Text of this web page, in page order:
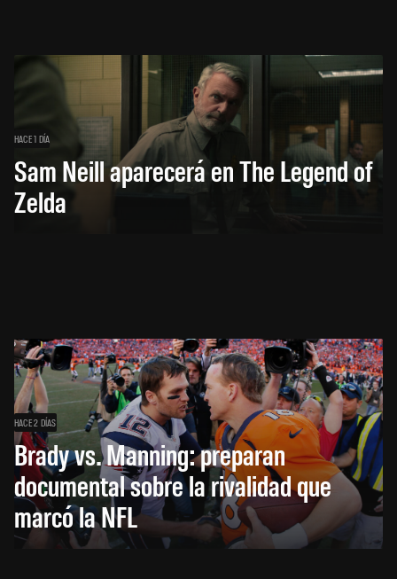
HACE 1 DÍA
Sam Neill aparecerá en The Legend of
Zelda
HACE 2 DÍAS
Brady vs. Manning: preparan
documental sobre la rivalidad que
marcó la NFL